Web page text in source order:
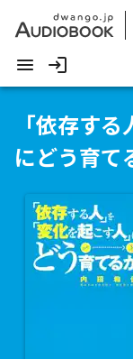
「依存す
にどう育て